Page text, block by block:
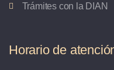
Trámites con la DIAN
Horario de